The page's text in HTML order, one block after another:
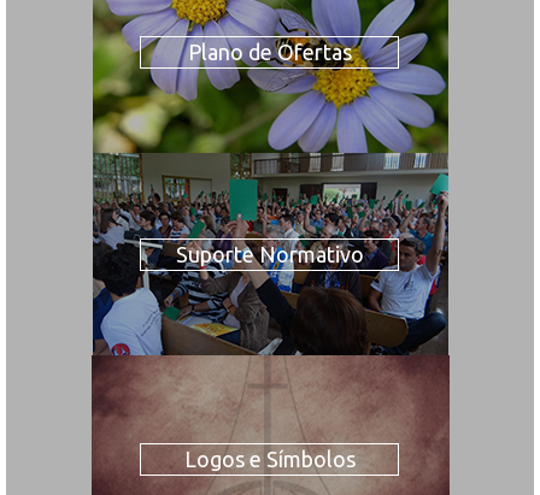
Plano de Ofertas
Suporte Normativo
Logos e Símbolos